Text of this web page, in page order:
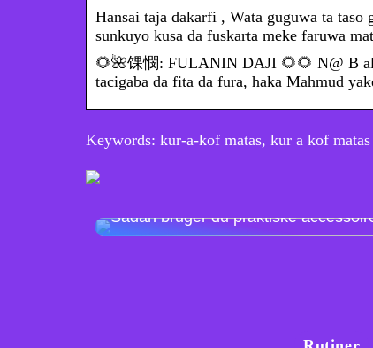
Hansai taja dakarfi , Wata guguwa ta
sunkuyo kusa da fuskarta meke faruwa
🌻🌺馃憫: FULANIN DAJI 🌻🌻 N@ B
tacigaba da fita da fura, haka Mahmud
Keywords: kur-a-kof matas, kur a kof matas
Sådan bruger du praktiske